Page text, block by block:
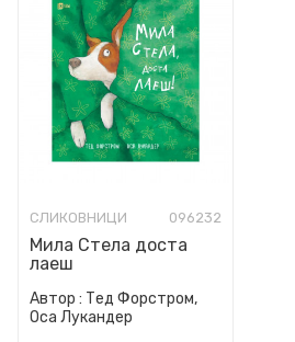
СЛИКОВНИЦИ 096232
Мила Стела доста
лаеш
Автор : Тед Форстром,
Оса Лукандер